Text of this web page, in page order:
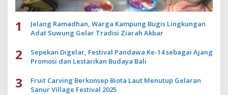
1
Jelang Ramadhan, Warga Kampung Bugis Lingkungan
Adat Suwung Gelar Tradisi Ziarah Akbar
2
Sepekan Digelar, Festival Pandawa Ke-14 sebagai Ajang
Promosi dan Lestarikan Budaya Bali
3
Fruit Carving Berkonsep Biota Laut Menutup Gelaran
Sanur Village Festival 2025